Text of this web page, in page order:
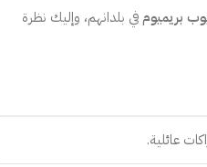
بريميومفي بلدانهم، وإليك نظرة
عائلية.